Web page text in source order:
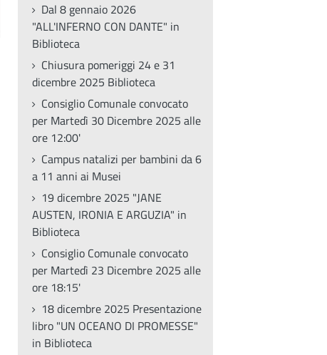
Dal 8 gennaio 2026
"ALL'INFERNO CON DANTE" in
Biblioteca
Chiusura pomeriggi 24 e 31
dicembre 2025 Biblioteca
Consiglio Comunale convocato
per Martedì 30 Dicembre 2025 alle
ore 12:00'
Campus natalizi per bambini da 6
a 11 anni ai Musei
19 dicembre 2025 "JANE
AUSTEN, IRONIA E ARGUZIA" in
Biblioteca
Consiglio Comunale convocato
per Martedì 23 Dicembre 2025 alle
ore 18:15'
18 dicembre 2025 Presentazione
libro "UN OCEANO DI PROMESSE"
in Biblioteca